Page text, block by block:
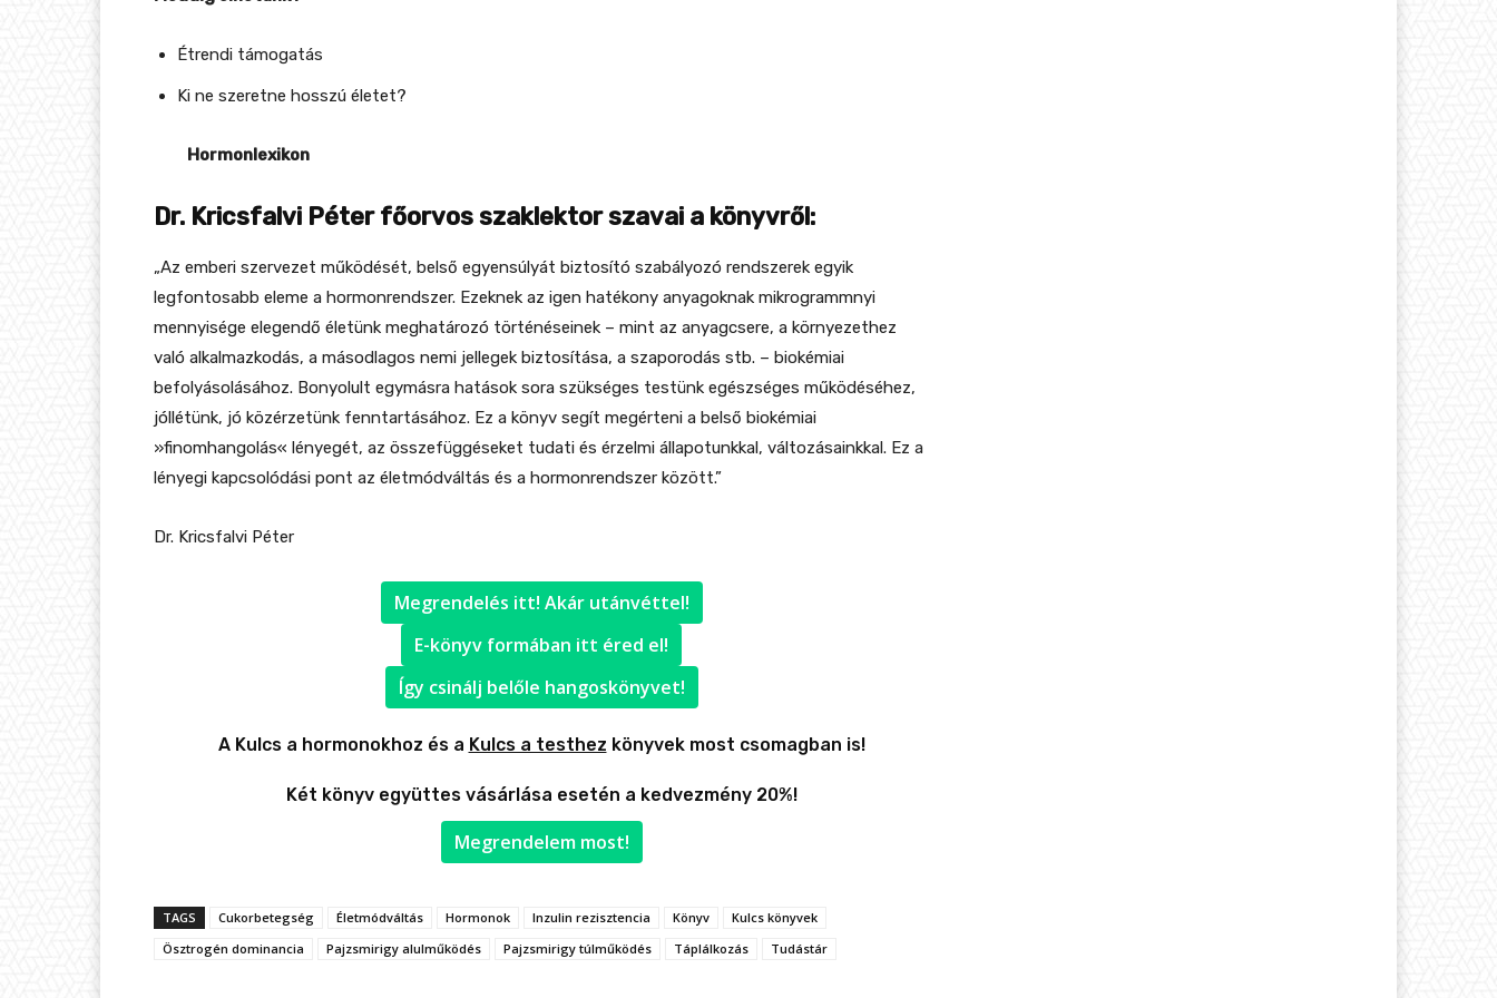
Étrendi támogatás
Ki ne szeretne hosszú életet?
Hormonlexikon
Dr. Kricsfalvi Péter főorvos szaklektor szavai a könyvről:
„Az emberi szervezet működését, belső egyensúlyát biztosító szabályozó rendszerek egyik
legfontosabb eleme a hormonrendszer. Ezeknek az igen hatékony anyagoknak mikrogrammnyi
mennyisége elegendő életünk meghatározó történéseinek – mint az anyagcsere, a környezethez
való alkalmazkodás, a másodlagos nemi jellegek biztosítása, a szaporodás stb. – biokémiai
befolyásolásához. Bonyolult egymásra hatások sora szükséges testünk egészséges működéséhez,
jóllétünk, jó közérzetünk fenntartásához. Ez a könyv segít megérteni a belső biokémiai
»finomhangolás« lényegét, az összefüggéseket tudati és érzelmi állapotunkkal, változásainkkal. Ez a
lényegi kapcsolódási pont az életmódváltás és a hormonrendszer között.”
Dr. Kricsfalvi Péter
Megrendelés itt! Akár utánvéttel!
E-könyv formában itt éred el!
Így csinálj belőle hangoskönyvet!
A Kulcs a hormonokhoz és a Kulcs a testhez könyvek most csomagban is!
Két könyv együttes vásárlása esetén a kedvezmény 20%!
Megrendelem most!
TAGS Cukorbetegség Életmódváltás Hormonok Inzulin rezisztencia Könyv
Kulcs könyvek
Ösztrogén dominancia
Pajzsmirigy alulműködés Pajzsmirigy túlműködés Táplálkozás Tudástár